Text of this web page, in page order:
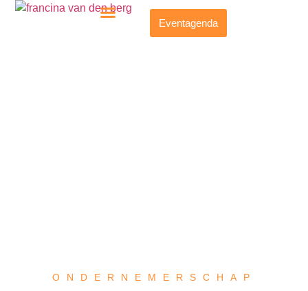
Eventagenda
ONDERNEMERSCHAP